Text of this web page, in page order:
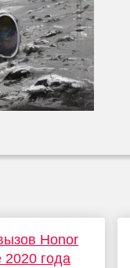
Honor
2020 года